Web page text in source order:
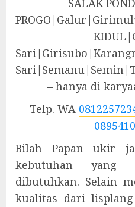
SALAK
– hanya di
Telp. WA
Bilah Papan ukir
kebutuhan
dibutuhkan. Selain
kualitas dari